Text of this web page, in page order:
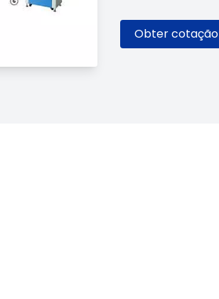
Obter cotação